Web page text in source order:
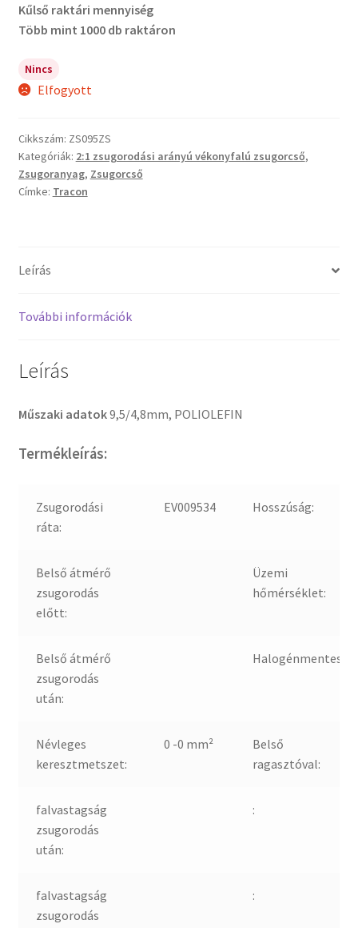
Kűlső raktári mennyiség
Több mint 1000 db raktáron
Nincs
Elfogyott
Cikkszám: ZS095ZS
Kategóriák: 2:1 zsugorodási arányú vékonyfalú zsugorcső,
Zsugoranyag, Zsugorcső
Címke: Tracon
Leírás
További információk
Leírás
Műszaki adatok9,5/4,8mm, POLIOLEFIN
Termékleírás:
Zsugorodási
ráta:
EV009534 Hosszúság:
Belső átmérő
zsugorodás
előtt:
Üzemi
hőmérséklet:
Belső átmérő
zsugorodás
után:
Halogénmentes:
Névleges
keresztmetszet:
0 -0 mm²
Belső
ragasztóval:
falvastagság
zsugorodás
után:
:
falvastagság
zsugorodás
: